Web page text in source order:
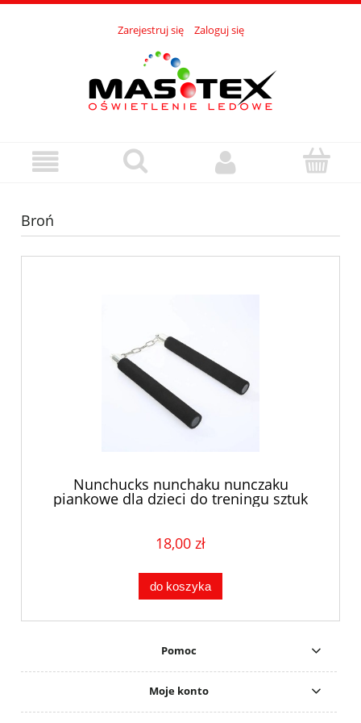
Zarejestruj się Zaloguj się
Broń
Nunchucks nunchaku nunczaku
piankowe dla dzieci do treningu sztuk
18,00 zł
do koszyka
Pomoc
Moje konto